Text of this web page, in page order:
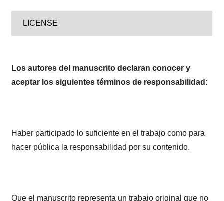
LICENSE
Los autores del manuscrito declaran conocer y
aceptar los siguientes términos de responsabilidad:
Haber participado lo suficiente en el trabajo como para
hacer pública la responsabilidad por su contenido.
Que el manuscrito representa un trabajo original que no